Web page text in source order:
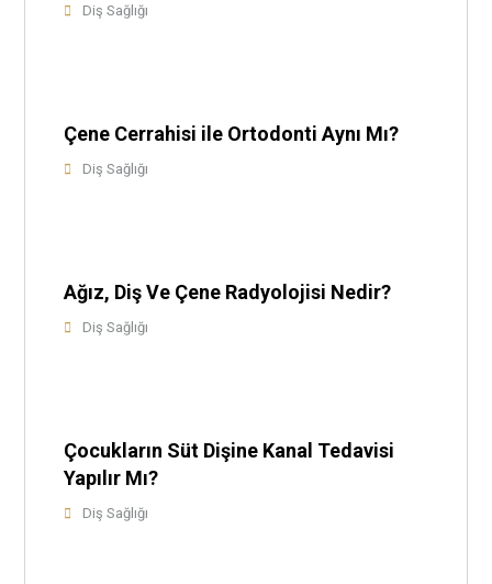
Diş Sağlığı
Çene Cerrahisi ile Ortodonti Aynı Mı?
Diş Sağlığı
Ağız, Diş Ve Çene Radyolojisi Nedir?
Diş Sağlığı
Çocukların Süt Dişine Kanal Tedavisi
Yapılır Mı?
Diş Sağlığı